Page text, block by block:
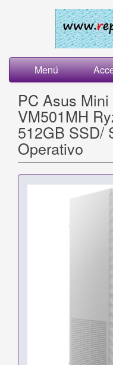
Menú
PC Asus
VM501MH
512GB SSD/
Operativo